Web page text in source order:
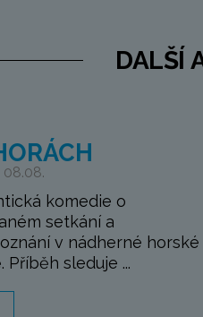
DALŠÍ
komedie o
setkání a
v nádherné horské
Příběh sleduje ...